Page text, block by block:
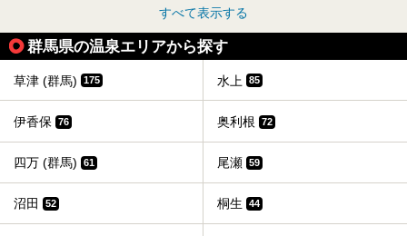
すべて表示する
群馬県の温泉エリアから探す
草津 (群馬) 175 水上 85
伊香保 76 奥利根 72
四万 (群馬) 61 尾瀬 59
沼田 52 桐生 44